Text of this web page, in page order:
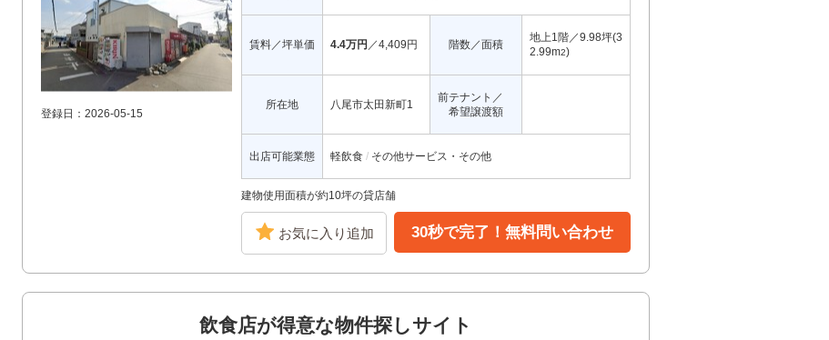
登録日：2026-05-15
賃料／坪単価 4.4万円 ／4,409円 階数／面積
地上1階／9.98坪(3
2.99m2)
所在地 八尾市太田新町1
前テナント／
希望譲渡額
出店可能業態 軽飲食 その他サービス・その他
建物使用面積が約10坪の貸店舗
お気に入り追加 30秒で完了！無料問い合わせ
飲食店が得意な物件探しサイト